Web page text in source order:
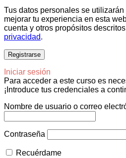
Tus datos personales se
mejorar tu experiencia en esta
cuenta y otros propósitos
privacidad.
Registrarse
Iniciar sesión
Para acceder a este curso es
¡Introduce tus credenciales a
Nombre de usuario o correo
Contraseña
Recuérdame